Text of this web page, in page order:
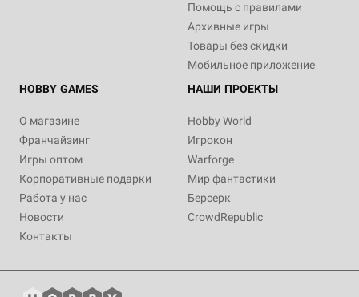
Помощь с правилами
Архивные игры
Товары без скидки
Мобильное приложение
HOBBY GAMES
О магазине
Франчайзинг
Игры оптом
Корпоративные подарки
Работа у нас
Новости
Контакты
НАШИ ПРОЕКТЫ
Hobby World
Игрокон
Warforge
Мир фантастики
Берсерк
CrowdRepublic